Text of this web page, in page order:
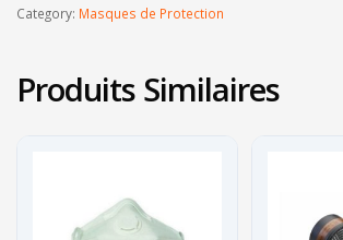
Category: Masques de Protection
Produits Similaires